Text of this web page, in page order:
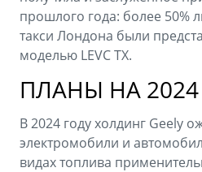
прошлого года: более 50%
такси Лондона были
моделью LEVC TX.
ПЛАНЫ НА
В 2024 году холдинг Geely
электромобили и
видах топлива